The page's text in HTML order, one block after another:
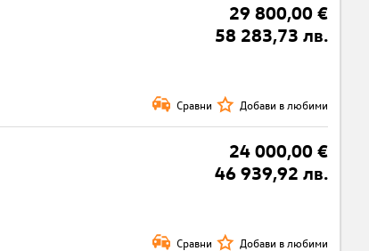
29 800,00 €
58 283,73 лв.
Сравни Добави в любими
24 000,00 €
46 939,92 лв.
Сравни Добави в любими